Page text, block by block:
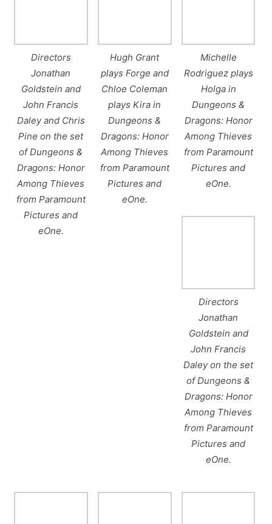
Directors
Jonathan
Goldstein and
John Francis
Daley and Chris
Pine on the set
of Dungeons &
Dragons: Honor
Among Thieves
from Paramount
Pictures and
eOne.
Hugh Grant
plays Forge and
Chloe Coleman
plays Kira in
Dungeons &
Dragons: Honor
Among Thieves
from Paramount
Pictures and
eOne.
Michelle
Rodriguez plays
Holga in
Dungeons &
Dragons: Honor
Among Thieves
from Paramount
Pictures and
eOne.
Directors
Jonathan
Goldstein and
John Francis
Daley on the set
of Dungeons &
Dragons: Honor
Among Thieves
from Paramount
Pictures and
eOne.